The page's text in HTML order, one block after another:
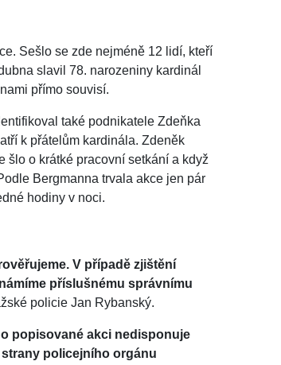
Sešlo se zde nejméně 12 lidí, kteří
slavil 78. narozeniny kardinál
přímo souvisí.
také podnikatele Zdeňka
k přátelům kardinála. Zdeněk
šlo o krátké pracovní setkání a když
Bergmanna trvala akce jen pár
hodiny v noci.
V případě zjištění
příslušnému správnímu
policie Jan Rybanský.
popisované akci nedisponuje
strany policejního orgánu